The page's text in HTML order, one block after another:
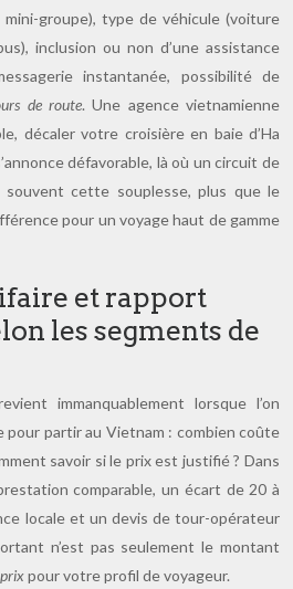
groupe), type de véhicule (voiture
inclusion ou non d’une assistance
instantanée, possibilité de
de route. Une agence vietnamienne
décaler votre croisière en baie d’Ha
défavorable, là où un circuit de
souvent cette souplesse, plus que le
pour un voyage haut de gamme
et rapport
les segments de
immanquablement lorsque l’on
pour partir au Vietnam : combien coûte
savoir si le prix est justifié ? Dans
comparable, un écart de 20 à
locale et un devis de tour-opérateur
n’est pas seulement le montant
pour votre profil de voyageur.